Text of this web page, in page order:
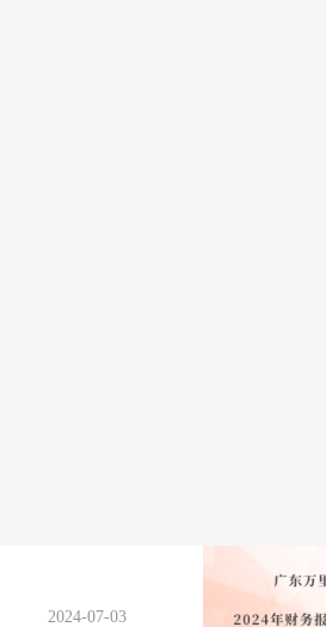
2024-07-03